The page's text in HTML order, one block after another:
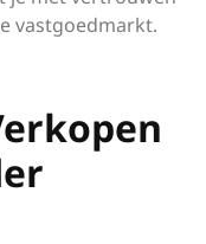
vastgoedmarkt.